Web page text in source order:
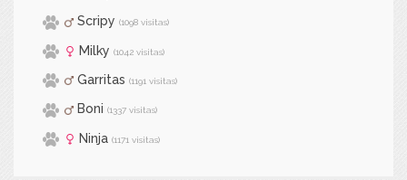
Scripy (1098 visitas)
Milky (1042 visitas)
Garritas (1191 visitas)
Boni (1337 visitas)
Ninja (1171 visitas)